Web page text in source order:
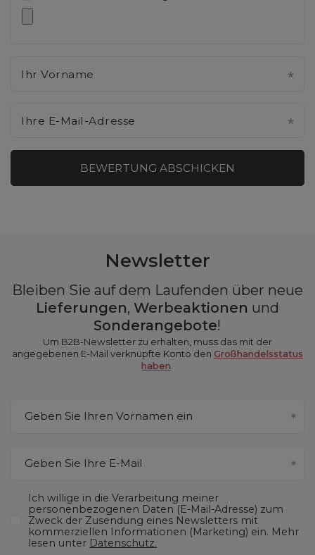
Ihr Vorname
Ihre E-Mail-Adresse
BEWERTUNG ABSCHICKEN
Newsletter
Bleiben Sie auf dem Laufenden über neue
Lieferungen, Werbeaktionen und
Sonderangebote!
Um B2B-Newsletter zu erhalten, muss das mit der
angegebenen E-Mail verknüpfte Konto den Großhandelsstatus
haben
Geben Sie Ihren Vornamen ein
Geben Sie Ihre E-Mail
Ich willige in die Verarbeitung meiner
personenbezogenen Daten (E-Mail-Adresse) zum
Zweck der Zusendung eines Newsletters mit
kommerziellen Informationen (Marketing) ein. Mehr
lesen unter Datenschutz.